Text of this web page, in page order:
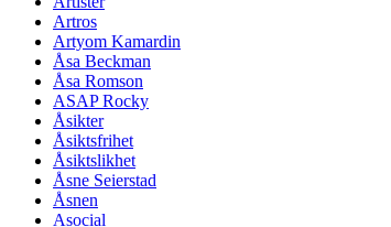
Artros
Artyom Kamardin
Åsa Beckman
Åsa Romson
ASAP Rocky
Åsikter
Åsiktsfrihet
Åsiktslikhet
Åsne Seierstad
Åsnen
Asocial